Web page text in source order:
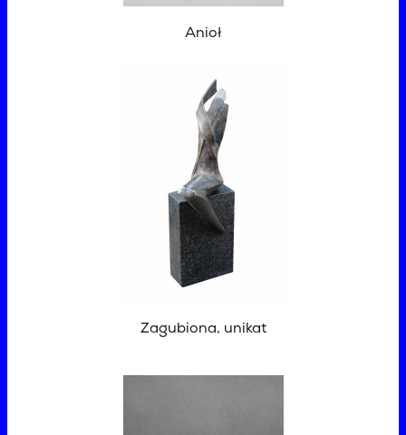
Anioł
Zagubiona, unikat